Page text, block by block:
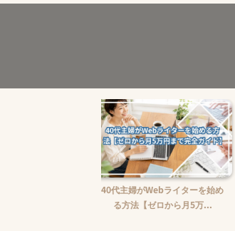
教育訓練給付金で賢くスキルアッ
プする方法【主婦でも使え...